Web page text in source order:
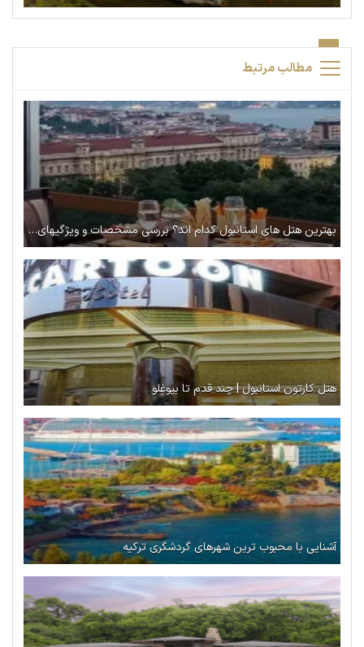
مطالب مرتبط
بهترین هتل های استانبول کدام اند؟ بررسی مشخصات و ویژگیهای هر کدام
هتل کارتون استانبول | چند قدم تا بیوغلو
آشنایی با محبوب ترین شهرهای گردشگری ترکیه